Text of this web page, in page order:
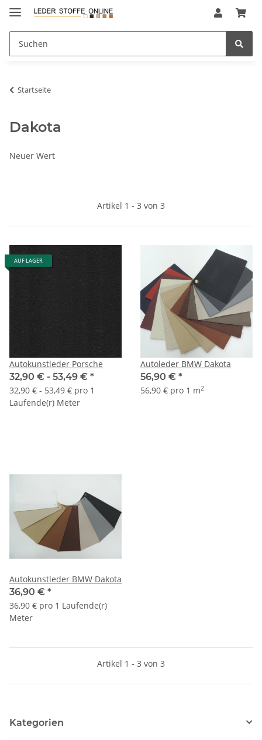
Startseite
Dakota
Neuer Wert
Artikel 1 - 3 von 3
AUF LAGER
Autokunstleder Porsche
32,90 € - 53,49 € *
32,90 € - 53,49 € pro 1
Laufende(r) Meter
Autoleder BMW Dakota
56,90 € *
56,90 € pro 1 m2
Autokunstleder BMW Dakota
36,90 € *
36,90 € pro 1 Laufende(r)
Meter
Artikel 1 - 3 von 3
Kategorien